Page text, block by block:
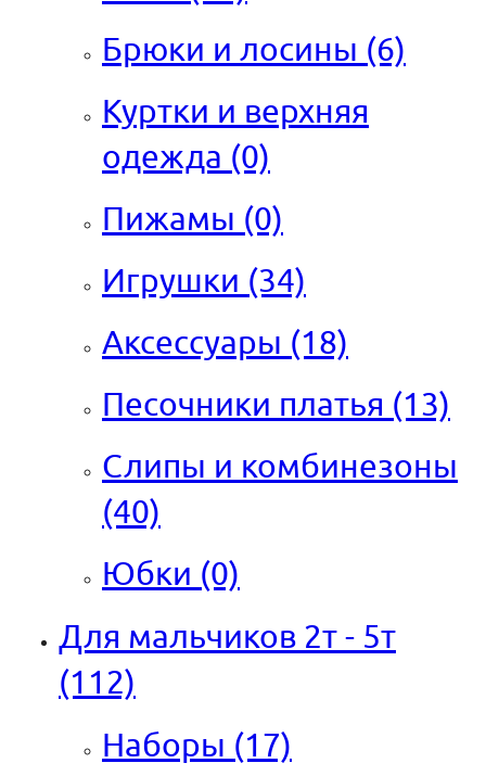
Брюки и лосины (6)
Куртки и верхняя
одежда (0)
Пижамы (0)
Игрушки (34)
Аксессуары (18)
Песочники платья (13)
Слипы и комбинезоны
(40)
Юбки (0)
Для мальчиков 2т - 5т
(112)
Наборы (17)